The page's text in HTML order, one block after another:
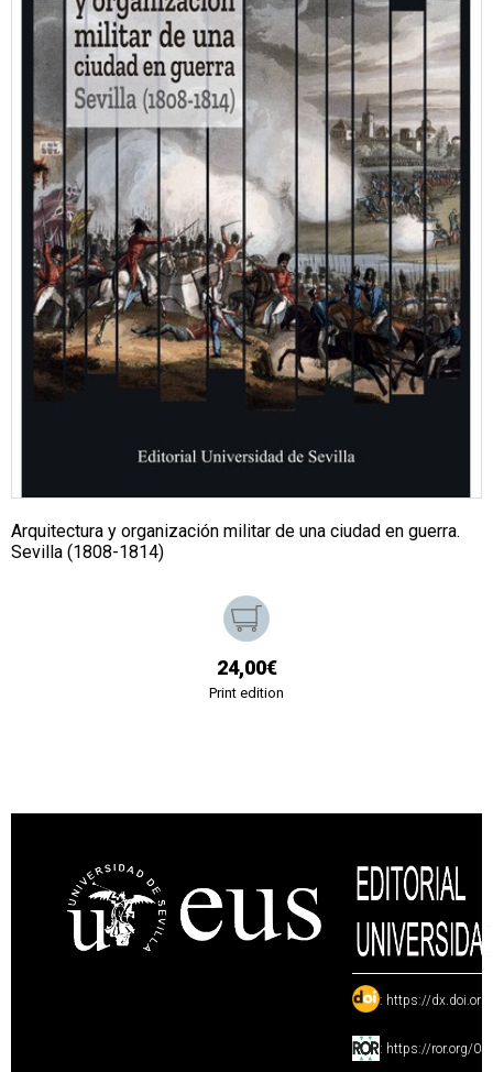
Arquitectura y organización militar de una ciudad en guerra.
Sevilla (1808-1814)
24,00€
Print edition
: https://
: https://ror.org/